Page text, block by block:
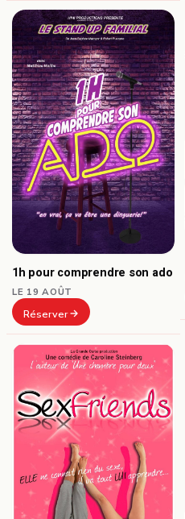
1h pour comprendre son ado
LE 19 AOÛT
Réserver